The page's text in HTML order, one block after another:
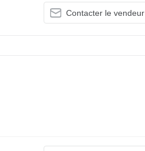
Contacter le vendeur